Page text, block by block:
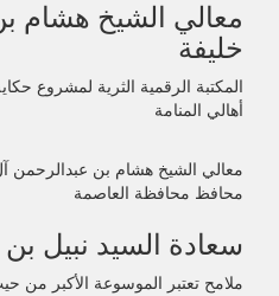
معالي الشيخ هشام
خليفة
المكتبة الرقمية الثرية لمشروع
أهالي المنامة
معالي الشيخ هشام بن عبدالرحمن
محافظ محافظة العاصمة
سعادة السيد نبيل
ملامح تعتبر الموسوعة الأكبر من